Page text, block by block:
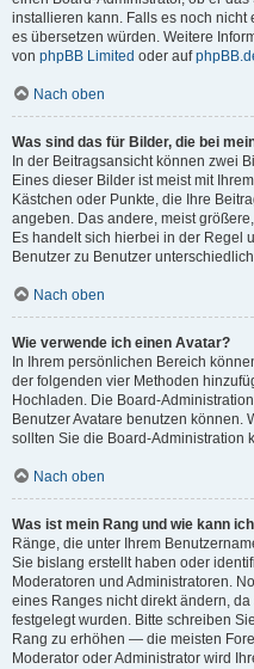
installieren kann. Falls es noch nicht
es übersetzen würden. Weitere
von phpBB Limited oder auf
Nach oben
Was sind das für Bilder, die bei
In der Beitragsansicht können zwei
Eines dieser Bilder ist meist mit
Kästchen oder Punkte, die Ihre
angeben. Das andere, meist
Es handelt sich hierbei in der Regel
Benutzer zu Benutzer
Nach oben
Wie verwende ich einen Avatar?
In Ihrem persönlichen Bereich
der folgenden vier Methoden
Hochladen. Die Board-
Benutzer Avatare benutzen können.
sollten Sie die Board-Administration
Nach oben
Was ist mein Rang und wie kann
Ränge, die unter Ihrem
Sie bislang erstellt haben oder
Moderatoren und Administratoren.
eines Ranges nicht direkt ändern,
festgelegt wurden. Bitte schreiben
Rang zu erhöhen — die meisten
Moderator oder Administrator wird